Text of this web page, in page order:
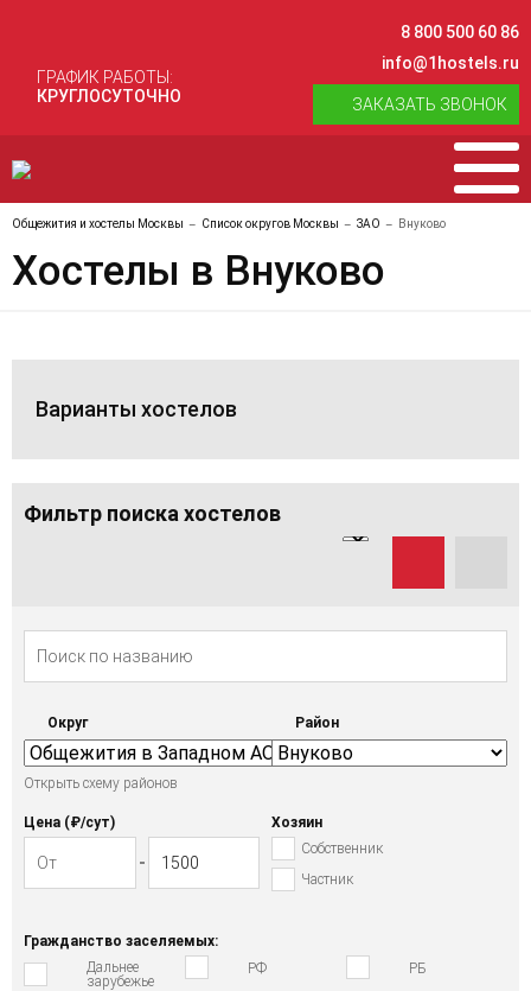
ГРАФИК РАБОТЫ:
КРУГЛОСУТОЧНО
8 800 500 60 86
info@1hostels.ru
ЗАКАЗАТЬ ЗВОНОК
Общежития и хостелы Москвы Список округов Москвы ЗАО Внуково
Хостелы в Внуково
Варианты хостелов
Фильтр поиска хостелов
Округ
Открыть схему районов
Район
Цена (₽/cут)
Хозяин
Собственник
Частник
Гражданство заселяемых:
Дальнее
зарубежье
РФ РБ